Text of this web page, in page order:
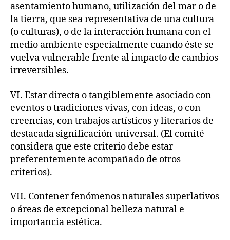
asentamiento humano, utilización del mar o de
la tierra, que sea representativa de una cultura
(o culturas), o de la interacción humana con el
medio ambiente especialmente cuando éste se
vuelva vulnerable frente al impacto de cambios
irreversibles.
VI. Estar directa o tangiblemente asociado con
eventos o tradiciones vivas, con ideas, o con
creencias, con trabajos artísticos y literarios de
destacada significación universal. (El comité
considera que este criterio debe estar
preferentemente acompañado de otros
criterios).
VII. Contener fenómenos naturales superlativos
o áreas de excepcional belleza natural e
importancia estética.